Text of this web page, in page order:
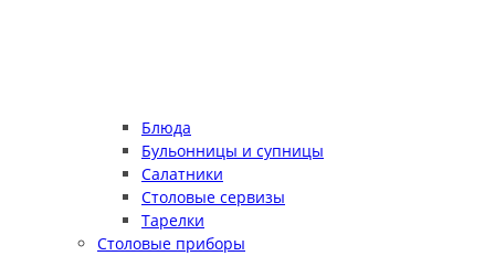
Блюда
Бульонницы и супницы
Салатники
Столовые сервизы
Тарелки
Столовые приборы